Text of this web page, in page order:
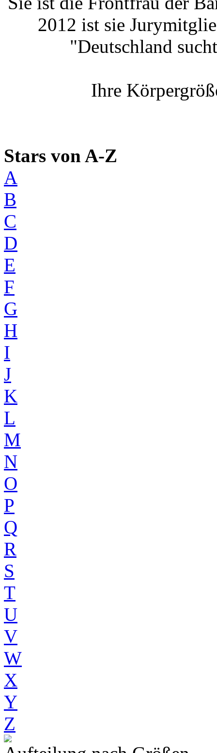
2012 ist sie
"Deutschland
Ihre
Stars von A-Z
A
B
C
D
E
F
G
H
I
J
K
L
M
N
O
P
Q
R
S
T
U
V
W
X
Y
Z